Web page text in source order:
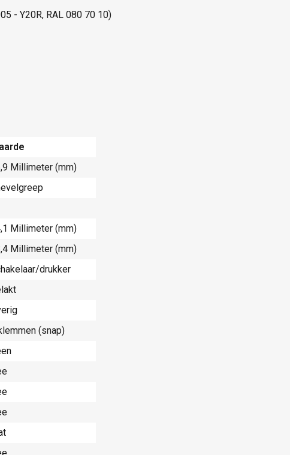
- Y20R, RAL 080 70 10)
Millimeter (mm)
Millimeter (mm)
Millimeter (mm)
drukker
(snap)